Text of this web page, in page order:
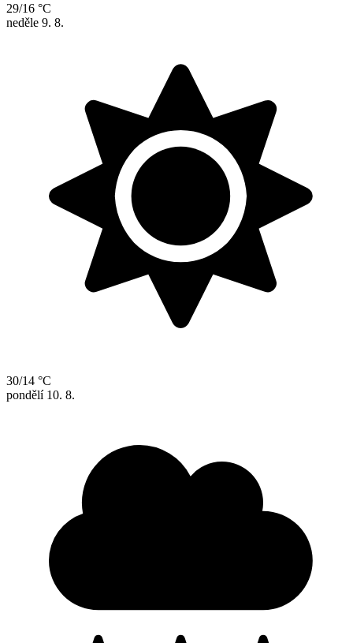
29/16 °C
neděle 9. 8.
30/14 °C
pondělí 10. 8.